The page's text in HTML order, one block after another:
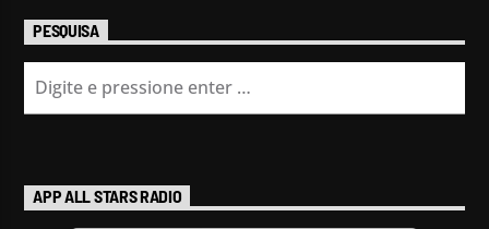
PESQUISA
APP ALL STARS RADIO